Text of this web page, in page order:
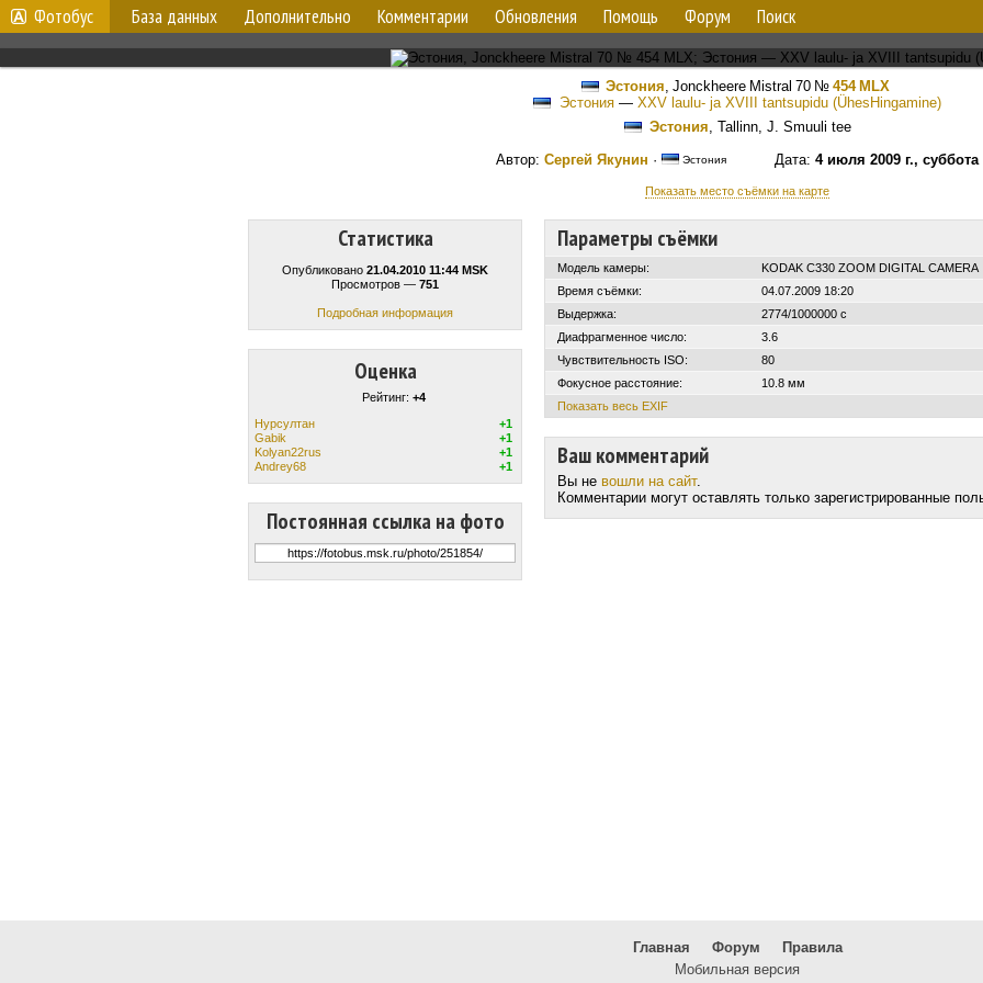
Фотобус База данных Дополнительно Комментарии Обновления Помощь Форум Поиск
Эстония, Jonckheere Mistral 70 № 454 MLX
Эстония — XXV laulu- ja XVIII tantsupidu (ÜhesHingamine)
Эстония, Tallinn, J. Smuuli tee
Автор: Сергей Якунин · Эстония Дата: 4 июля 2009 г., суббота
Показать место съёмки на карте
Статистика
Опубликовано 21.04.2010 11:44 MSK
Просмотров — 751
Подробная информация
Оценка
Рейтинг: +4
Нурсултан
+1
Gabik
+1
Kolyan22rus
+1
Andrey68
+1
Постоянная ссылка на фото
Параметры съёмки
Модель камеры:
KODAK C330 ZOOM DIGITAL CAMERA
Время съёмки:
04.07.2009 18:20
Выдержка:
2774/1000000 с
Диафрагменное число:
3.6
Чувствительность ISO:
80
Фокусное расстояние:
10.8 мм
Показать весь EXIF
Ваш комментарий
Вы не вошли на сайт.
Комментарии могут оставлять только зарегистрированные
Главная Форум
Правила
Мобильная версия